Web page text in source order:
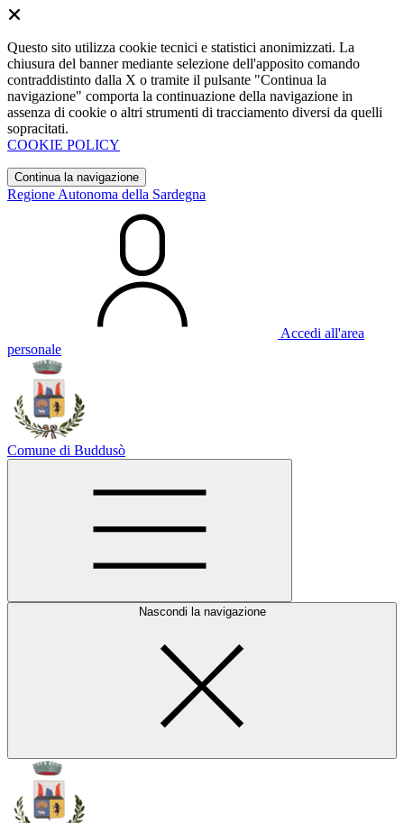
Questo sito utilizza cookie tecnici e statistici anonimizzati. La
chiusura del banner mediante selezione dell'apposito comando
contraddistinto dalla X o tramite il pulsante "Continua la
navigazione" comporta la continuazione della navigazione in
assenza di cookie o altri strumenti di tracciamento diversi da quelli
sopracitati.
COOKIE POLICY
Continua la navigazione
Regione Autonoma della Sardegna
Accedi all'area
personale
Comune di Buddusò
Nascondi la navigazione